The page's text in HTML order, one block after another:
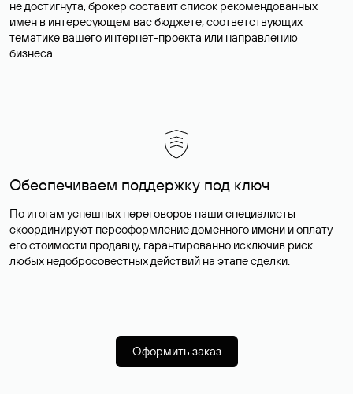
не достигнута, брокер составит список рекомендованных
имен в интересующем вас бюджете, соответствующих
тематике вашего интернет-проекта или направлению
бизнеса.
Обеспечиваем поддержку под ключ
По итогам успешных переговоров наши специалисты
скоординируют переоформление доменного имени и оплату
его стоимости продавцу, гарантированно исключив риск
любых недобросовестных действий на этапе сделки.
Оформить заказ